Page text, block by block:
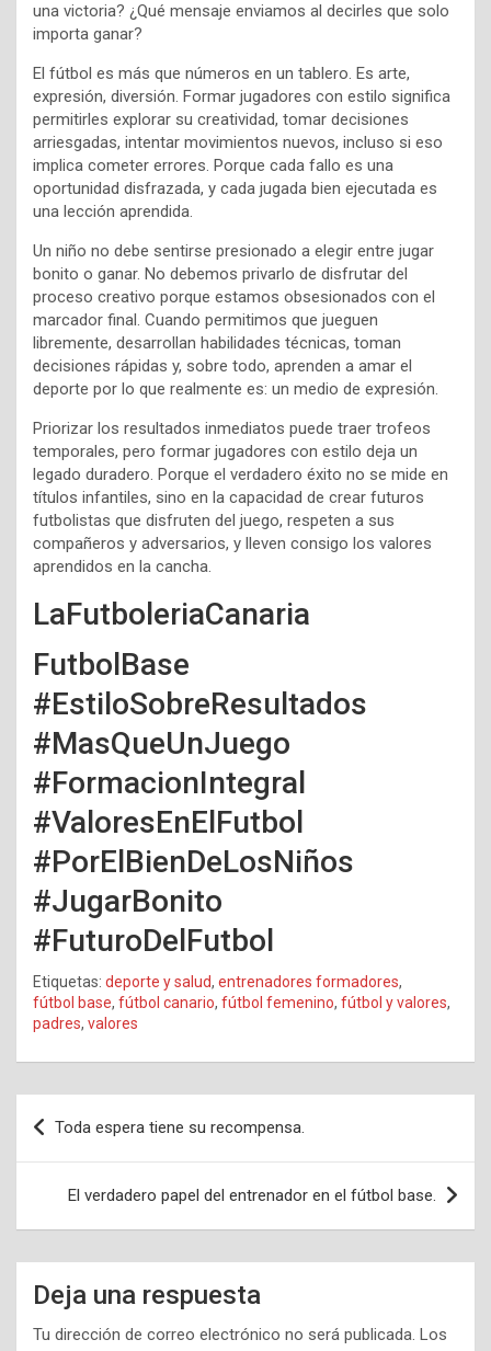
una victoria? ¿Qué mensaje enviamos al decirles que solo
importa ganar?
El fútbol es más que números en un tablero. Es arte,
expresión, diversión. Formar jugadores con estilo significa
permitirles explorar su creatividad, tomar decisiones
arriesgadas, intentar movimientos nuevos, incluso si eso
implica cometer errores. Porque cada fallo es una
oportunidad disfrazada, y cada jugada bien ejecutada es
una lección aprendida.
Un niño no debe sentirse presionado a elegir entre jugar
bonito o ganar. No debemos privarlo de disfrutar del
proceso creativo porque estamos obsesionados con el
marcador final. Cuando permitimos que jueguen
libremente, desarrollan habilidades técnicas, toman
decisiones rápidas y, sobre todo, aprenden a amar el
deporte por lo que realmente es: un medio de expresión.
Priorizar los resultados inmediatos puede traer trofeos
temporales, pero formar jugadores con estilo deja un
legado duradero. Porque el verdadero éxito no se mide en
títulos infantiles, sino en la capacidad de crear futuros
futbolistas que disfruten del juego, respeten a sus
compañeros y adversarios, y lleven consigo los valores
aprendidos en la cancha.
LaFutboleriaCanaria
FutbolBase
#EstiloSobreResultados
#MasQueUnJuego
#FormacionIntegral
#ValoresEnElFutbol
#PorElBienDeLosNiños
#JugarBonito
#FuturoDelFutbol
Etiquetas: deporte y salud, entrenadores formadores,
fútbol base, fútbol canario, fútbol femenino, fútbol y valores,
padres, valores
Navegación
de
entradas
Toda espera tiene su recompensa.
El verdadero papel del entrenador en el fútbol base.
Deja una respuesta
Tu dirección de correo electrónico no será publicada. Los